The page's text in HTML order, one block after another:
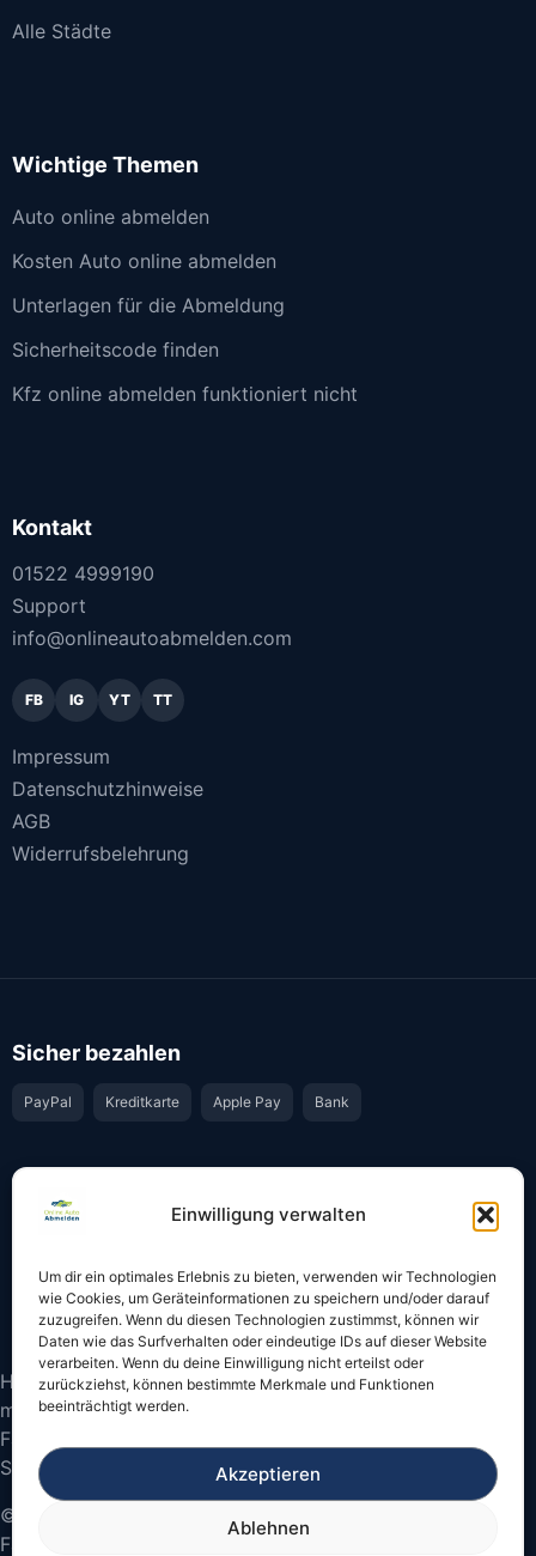
Einwilligung verwalten
Um dir ein optimales Erlebnis zu bieten, verwenden wir Technologien
wie Cookies, um Geräteinformationen zu speichern und/oder darauf
zuzugreifen. Wenn du diesen Technologien zustimmst, können wir
Daten wie das Surfverhalten oder eindeutige IDs auf dieser Website
verarbeiten. Wenn du deine Einwilligung nicht erteilst oder
zurückziehst, können bestimmte Merkmale und Funktionen
beeinträchtigt werden.
Akzeptieren
Ablehnen
Alle Städte
Wichtige Themen
Auto online abmelden
Kosten Auto online abmelden
Unterlagen für die Abmeldung
Sicherheitscode finden
Kfz online abmelden funktioniert nicht
Kontakt
01522 4999190
Support
info@onlineautoabmelden.com
FB IG YT TT
Impressum
Datenschutzhinweise
AGB
Widerrufsbelehrung
Sicher bezahlen
PayPal Kreditkarte Apple Pay Bank
Bestätigung per E-Mail Support per WhatsApp
Hinweis: Die Online-Abmeldung ist nicht in allen Fällen
möglich. Bitte prüfen Sie vor dem Start, ob
Fahrzeugschein und Kennzeichen onlinefähige
Sicherheitscodes besitzen.
© 2026 Online Auto Abmelden – Bundesweite
Fahrzeugabmeldung